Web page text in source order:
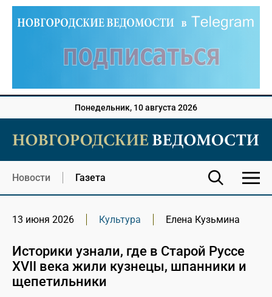
Понедельник, 10 августа 2026
Новости Газета
13 июня 2026 Культура Елена Кузьмина
Историки узнали, где в Старой Руссе
XVII века жили кузнецы, шпанники и
щепетильники